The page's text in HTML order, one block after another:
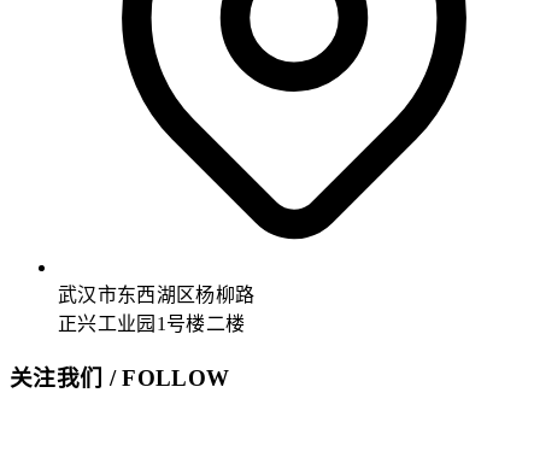
武汉市东西湖区杨柳路
正兴工业园1号楼二楼
关注我们 / FOLLOW